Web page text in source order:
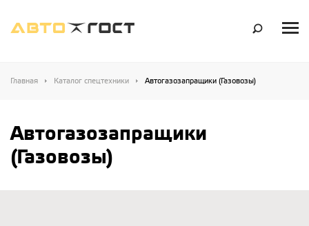
Главная Каталог спецтехники Автогазозапращики (Газовозы)
Автогазозапращики
(Газовозы)